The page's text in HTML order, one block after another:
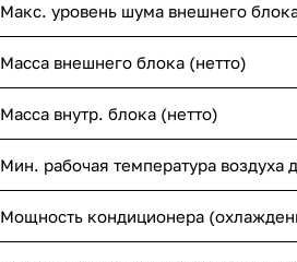
Макс. уровень шума внешнего
Масса внешнего блока (нетто)
Масса внутр. блока (нетто)
Мин. рабочая температура воздуха
Мощность кондиционера